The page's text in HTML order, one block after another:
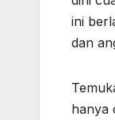
ini
dan
hanya